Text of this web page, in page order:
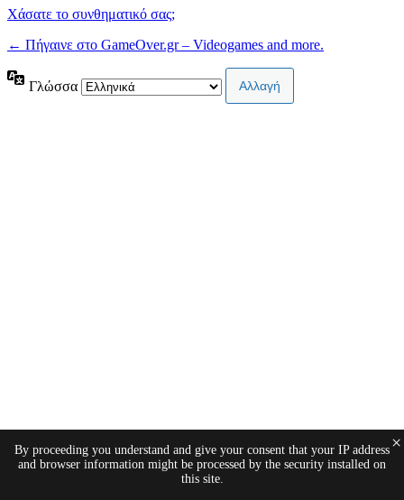
Χάσατε το συνθηματικό σας;
← Πήγαινε στο GameOver.gr – Videogames and more.
Γλώσσα
By proceeding you understand and give your consent that your IP address
and browser information might be processed by the security installed on
this site.
×